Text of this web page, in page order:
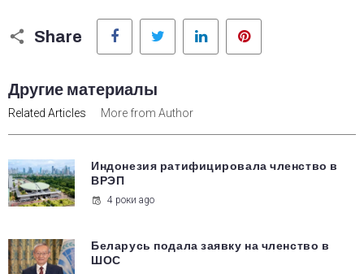
Share
Facebook Twitter LinkedIn
Другие материалы
Related Articles More from Author
Индонезия ратифицировала членство в
ВРЭП
4 роки ago
Беларусь подала заявку на членство в
ШОС